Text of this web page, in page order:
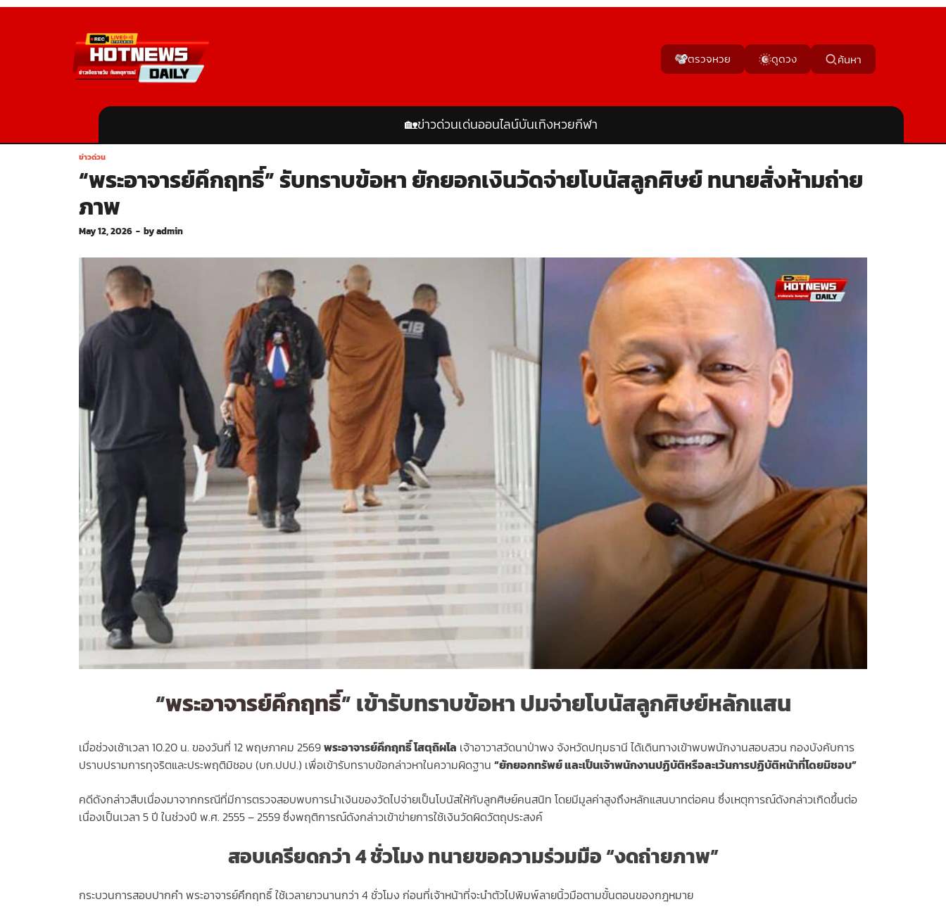
ตรวจหวย ดูดวง ค้นหา
🏡ข่าวด่วนเด่นออนไลน์บันเทิงหวยกีฬา
ข่าวด่วน
“พระอาจารย์คึกฤทธิ์” รับทราบข้อหา ยักยอกเงินวัดจ่ายโบนัสลูกศิษย์ ทนายสั่งห้ามถ่าย
ภาพ
May 12, 2026 - byadmin
“พระอาจารย์คึกฤทธิ์” เข้ารับทราบข้อหา ปมจ่ายโบนัสลูกศิษย์หลักแสน
เมื่อช่วงเช้าเวลา 10.20 น. ของวันที่ 12 พฤษภาคม 2569พระอาจารย์คึกฤทธิ์ โสตฺถิผโล เจ้าอาวาสวัดนาป่าพง จังหวัดปทุมธานี ได้เดินทางเข้าพบพนักงานสอบสวน กองบังคับการ
ปราบปรามการทุจริตและประพฤติมิชอบ (บก.ปปป.) เพื่อเข้ารับทราบข้อกล่าวหาในความผิดฐาน “ยักยอกทรัพย์ และเป็นเจ้าพนักงานปฏิบัติหรือละเว้นการปฏิบัติหน้าที่โดยมิชอบ”
คดีดังกล่าวสืบเนื่องมาจากกรณีที่มีการตรวจสอบพบการนำเงินของวัดไปจ่ายเป็นโบนัสให้กับลูกศิษย์คนสนิท โดยมีมูลค่าสูงถึงหลักแสนบาทต่อคน ซึ่งเหตุการณ์ดังกล่าวเกิดขึ้นต่อ
เนื่องเป็นเวลา 5 ปี ในช่วงปี พ.ศ. 2555 – 2559 ซึ่งพฤติการณ์ดังกล่าวเข้าข่ายการใช้เงินวัดผิดวัตถุประสงค์
สอบเครียดกว่า 4 ชั่วโมง ทนายขอความร่วมมือ “งดถ่ายภาพ”
กระบวนการสอบปากคำ พระอาจารย์คึกฤทธิ์ ใช้เวลายาวนานกว่า 4 ชั่วโมง ก่อนที่เจ้าหน้าที่จะนำตัวไปพิมพ์ลายนิ้วมือตามขั้นตอนของกฎหมาย